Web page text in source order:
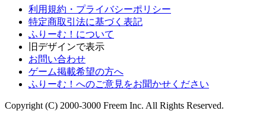
利用規約・プライバシーポリシー
特定商取引法に基づく表記
ふりーむ！について
旧デザインで表示
お問い合わせ
ゲーム掲載希望の方へ
ふりーむ！へのご意見をお聞かせください
Copyright (C) 2000-3000 Freem Inc. All Rights Reserved.